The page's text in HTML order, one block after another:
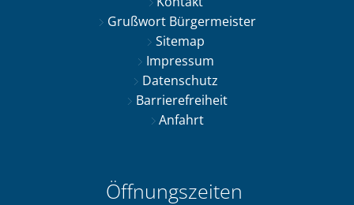
Grußwort Bürgermeister
Sitemap
Impressum
Datenschutz
Barrierefreiheit
Anfahrt
Öffnungszeiten